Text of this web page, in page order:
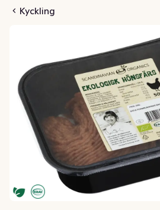
Kyckling
Scandinavian Organics